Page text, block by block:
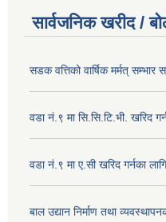
सार्वजनिक खरीद /
सडक वत्तिको वार्षिक मर्मत् सम्भार
वडा नं.९ मा सि.सि.टि.भी. खरिद
वडा नं.९ मा ए.सी खरिद गर्नका
बाल उद्यान निर्माण तथा